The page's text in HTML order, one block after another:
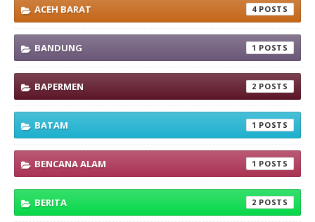
ACEH BARAT 4
BANDUNG 1
BAPERMEN 2
BATAM 1
BENCANA ALAM 1
BERITA 2